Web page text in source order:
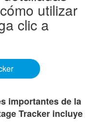
utilizar
clic a
importantes de la
Tracker incluye